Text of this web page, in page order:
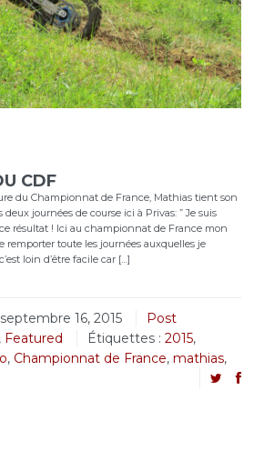
CDF
du Championnat de France, Mathias tient son
journées de course ici à Privas: ” Je suis
résultat ! Ici au championnat de France mon
remporter toute les journées auxquelles je
loin d’être facile car […]
septembre 16, 2015
Post
, Featured Étiquettes : 2015,
, Championnat de France, mathias,